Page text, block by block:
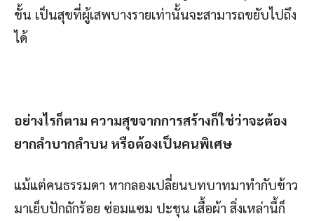
ขั้น เป็นสุขที่ผู้เสพบางรายเท่านั้นจะสามารถขยับไปถึง
ได้
อย่างไรก็ตาม ความสุขจากการสร้างก็ใช่ว่าจะต้อง
ยากลำบากลำบน หรือต้องเป็นคนพิเศษ
แม้แต่คนธรรมดา หากลองเปลี่ยนบทบาทมาทำกับข้าว
มาเย็บปักถักร้อย ซ่อมแซม ปะชุน เสื้อผ้า สิ่งเหล่านี้ก็